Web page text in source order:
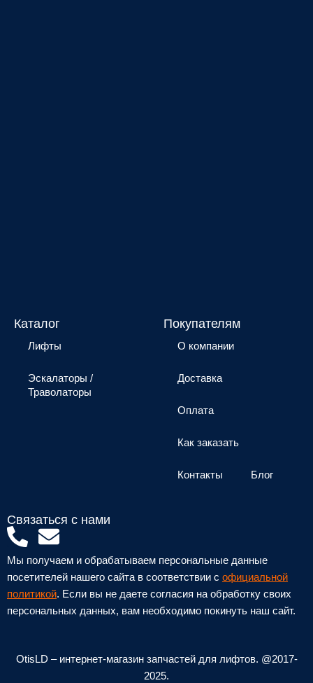
Каталог
Лифты
Эскалаторы /
Траволаторы
Покупателям
О компании
Доставка
Оплата
Как заказать
Контакты Блог
Связаться с нами
P
h
o
n
e
a
E
n
v
e
l
p
Мы получаем и обрабатываем персональные данные
посетителей нашего сайта в соответствии с официальной
политикой. Если вы не даете согласия на обработку своих
персональных данных, вам необходимо покинуть наш сайт.
OtisLD – интернет-магазин запчастей для лифтов. @2017-
2025.